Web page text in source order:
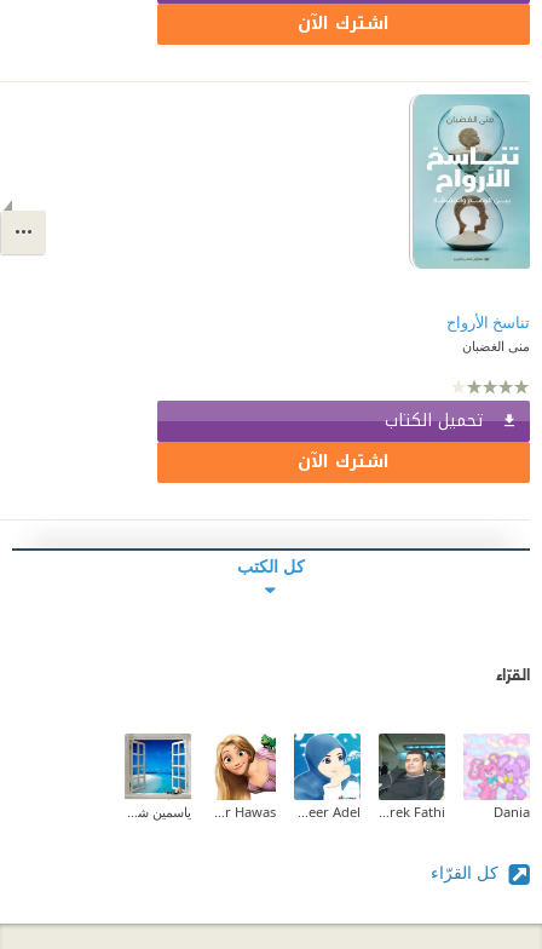
اشترك الآن
تناسخ الأرواح
منى الغضبان
تحميل الكتاب
اشترك الآن
كل الكتب
القرّاء
Dania
كل القرّاء